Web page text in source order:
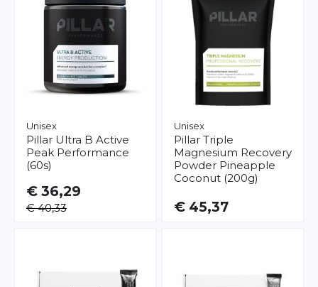
Unisex
Pillar Ultra B Active
Peak Performance
(60s)
€ 36,29
€ 40,33
Unisex
Pillar Triple
Magnesium Recovery
Powder Pineapple
Coconut (200g)
€ 45,37